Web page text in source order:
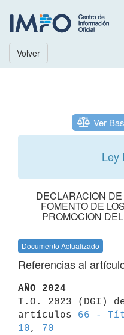
Volver
Ver
Ley
DECLARACION
FOMENTO DE
PROMOCION
Documento Actualizado
Referencias al
AÑO 2024
T.O. 2023 (DGI)
artículos 66 -
10, 70